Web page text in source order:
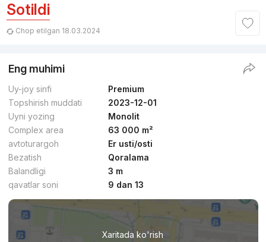
Topshirildi
3-xonali kvartira, 130 m²
dan сўм/m²
Topshirildi 2018,Ozod
3-xonali kvartira, 110 m²
+998 (93) 530...
Sotildi
Chop etilgan 18.03.2024
Eng muhimi
Uy-joy sinfi
Premium
Topshirish muddati
2023-12-01
Uyni yozing
Monolit
Complex area
63 000 m²
avtoturargoh
Er usti/osti
Bezatish
Qoralama
Balandligi
3 m
qavatlar soni
9 dan 13
Xaritada ko'rish